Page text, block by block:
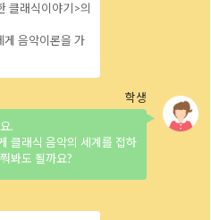
클래식이야기>의
게 음악이론을 가
.
클래식 음악의 세계를 접하
봐도 될까요?